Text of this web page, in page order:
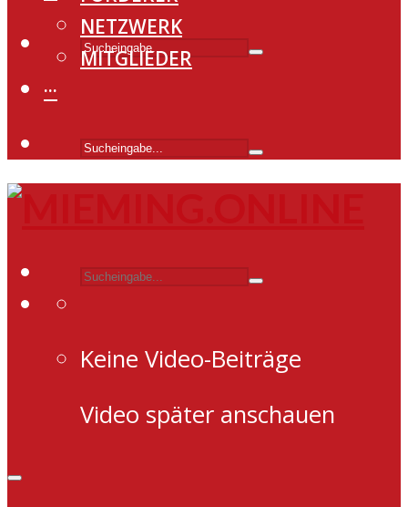
NETZWERK
MITGLIEDER
···
Keine Video-Beiträge
Video später anschauen